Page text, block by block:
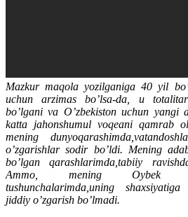
Mazkur maqola yozilganiga 40 yil
uchun arzimas bo’lsa-da, u
bo’lgani va O’zbekiston uchun
katta jahonshumul voqeani qamrab
mening
o’zgarishlar sodir bo’ldi. Mening
bo’lgan qarashlarimda,tabiiy
Ammo, mening Oybek
tushunchalarimda,uning
jiddiy o’zgarish bo’lmadi.